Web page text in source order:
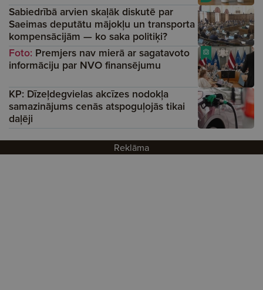
Sabiedrībā arvien skaļāk diskutē par
Saeimas deputātu mājokļu un transporta
kompensācijām — ko saka politiķi?
Foto: Premjers nav mierā ar sagatavoto
informāciju par NVO finansējumu
KP: Dīzeļdegvielas akcīzes nodokļa
samazinājums cenās atspoguļojās tikai
daļēji
Reklāma